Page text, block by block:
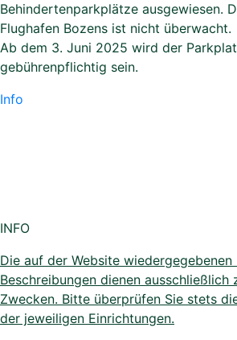
Behindertenparkplätze ausgewiesen.
Flughafen Bozens ist nicht überwacht.
Ab dem 3. Juni 2025 wird der
gebührenpflichtig sein.
Info
INFO
Die auf der Website wiedergegebenen
Beschreibungen dienen ausschließlich
Zwecken. Bitte überprüfen Sie stets
der jeweiligen Einrichtungen.